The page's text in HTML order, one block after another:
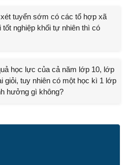
tuyển sớm có các tổ hợp xã
nghiệp khối tự nhiên thì có
học lực của cả năm lớp 10, lớp
giỏi, tuy nhiên có một học kì 1 lớp
hưởng gì không?